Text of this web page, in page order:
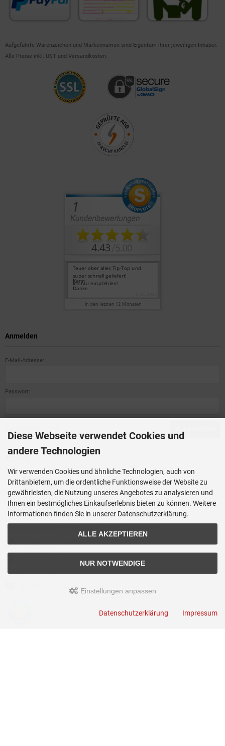
Aufgeführte Warenzeichen und Markennamen sind Eigentum ihrer jeweiligen Inhaber.
Alle Preise inkl. UST und Versandkosten.
Anmelden
E-Mail-Adresse:
Passwort:
+49(0)6449-92897919
info@germanoutletstore.de
Diese Webseite verwendet Cookies und
andere Technologien
Wir verwenden Cookies und ähnliche Technologien, auch von
Drittanbietern, um die ordentliche Funktionsweise der Website zu
gewährleisten, die Nutzung unseres Angebotes zu analysieren und
Ihnen ein bestmögliches Einkaufserlebnis bieten zu können. Weitere
Informationen finden Sie in unserer Datenschutzerklärung.
ALLE AKZEPTIEREN
NUR NOTWENDIGE
Einstellungen anpassen
Datenschutzerklärung Impressum